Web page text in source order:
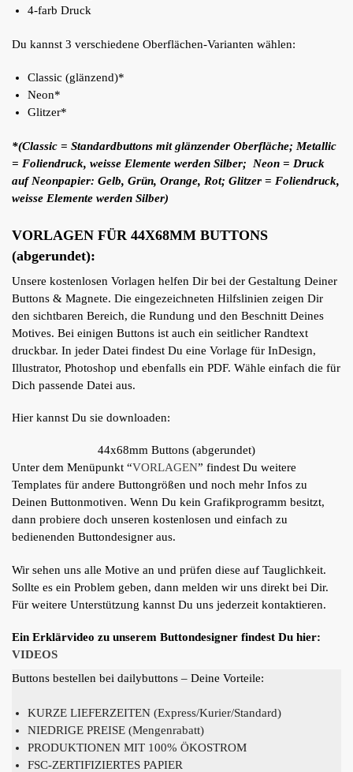
4-farb Druck
Du kannst 3 verschiedene Oberflächen-Varianten wählen:
Classic (glänzend)*
Neon*
Glitzer*
*(Classic = Standardbuttons mit glänzender Oberfläche; Metallic
= Foliendruck, weisse Elemente werden Silber; Neon = Druck
auf Neonpapier: Gelb, Grün, Orange, Rot; Glitzer = Foliendruck,
weisse Elemente werden Silber)
VORLAGEN FÜR 44X68MM BUTTONS
(abgerundet):
Unsere kostenlosen Vorlagen helfen Dir bei der Gestaltung Deiner
Buttons & Magnete. Die eingezeichneten Hilfslinien zeigen Dir
den sichtbaren Bereich, die Rundung und den Beschnitt Deines
Motives. Bei einigen Buttons ist auch ein seitlicher Randtext
druckbar. In jeder Datei findest Du eine Vorlage für InDesign,
Illustrator, Photoshop und ebenfalls ein PDF. Wähle einfach die für
Dich passende Datei aus.
Hier kannst Du sie downloaden:
44x68mm Buttons (abgerundet)
Unter dem Menüpunkt “VORLAGEN” findest Du weitere
Templates für andere Buttongrößen und noch mehr Infos zu
Deinen Buttonmotiven. Wenn Du kein Grafikprogramm besitzt,
dann probiere doch unseren kostenlosen und einfach zu
bedienenden Buttondesigner aus.
Wir sehen uns alle Motive an und prüfen diese auf Tauglichkeit.
Sollte es ein Problem geben, dann melden wir uns direkt bei Dir.
Für weitere Unterstützung kannst Du uns jederzeit kontaktieren.
Ein Erklärvideo zu unserem Buttondesigner findest Du hier:
VIDEOS
Buttons bestellen bei dailybuttons – Deine Vorteile:
KURZE LIEFERZEITEN (Express/Kurier/Standard)
NIEDRIGE PREISE (Mengenrabatt)
PRODUKTIONEN MIT 100% ÖKOSTROM
FSC-ZERTIFIZIERTES PAPIER